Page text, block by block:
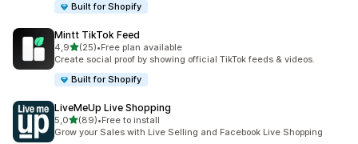
Built for Shopify
Mintt TikTok Feed
4,9/ 5 tähteä
(25)
25 arvostelua yhteensä
•Free plan available
Create social proof by showing official TikTok feeds & videos.
Built for Shopify
LiveMeUp Live Shopping
5,0/ 5 tähteä
(89)
89 arvostelua yhteensä
•Free to install
Grow your Sales with Live Selling and Facebook Live Shopping